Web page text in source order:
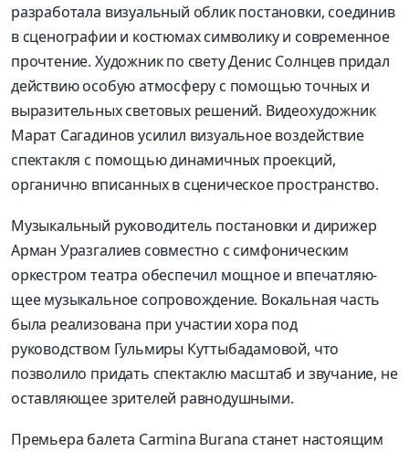
разработала визуальный облик постановки, соединив
в сценографии и костюмах символику и современное
прочтение. Художник по свету Денис Солнцев придал
действию особую атмосферу с помощью точных и
выразительных световых решений. Видео­художник
Марат Сагадинов усилил визуальное воздействие
спектакля с помощью динамичных проекций,
органично вписанных в сценическое пространство.
Музыкальный руководитель постановки и дирижер
Арман Уразгалиев совместно с симфоническим
оркестром театра обеспечил мощное и впечатляю­
щее музыкальное сопровож­дение. Вокальная часть
была реализована при участии хора под
руководством Гульмиры Куттыбадамовой, что
позволило придать спектаклю масштаб и звучание, не
оставляющее зрителей равнодушными.
Премьера балета Carmina Burana станет настоящим